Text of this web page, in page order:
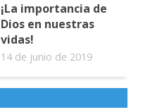
¡La importancia de
Dios en nuestras
vidas!
14 de junio de 2019